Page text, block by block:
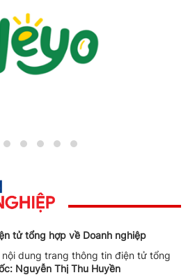
tử tổng hợp về Doanh nghiệp
dung trang thông tin điện tử tổng
Nguyễn Thị Thu Huyền